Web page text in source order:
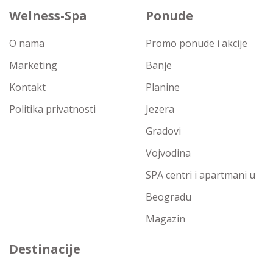
Welness-Spa
O nama
Marketing
Kontakt
Politika privatnosti
Ponude
Promo ponude i akcije
Banje
Planine
Jezera
Gradovi
Vojvodina
SPA centri i apartmani u
Beogradu
Magazin
Destinacije